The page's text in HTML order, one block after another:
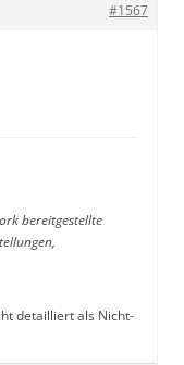
#1567
bereitgestellte
detailliert als Nicht-